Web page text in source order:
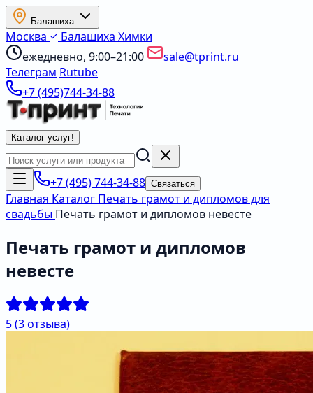
Балашиха
Москва Балашиха Химки
ежедневно, 9:00–21:00
sale@tprint.ru
Телеграм Rutube
+7 (495)744-34-88
Каталог услуг!
+7 (495) 744-34-88 Связаться
Главная Каталог Печать грамот и дипломов для
свадьбы Печать грамот и дипломов невесте
Печать грамот и дипломов
невесте
5(3 отзыва)